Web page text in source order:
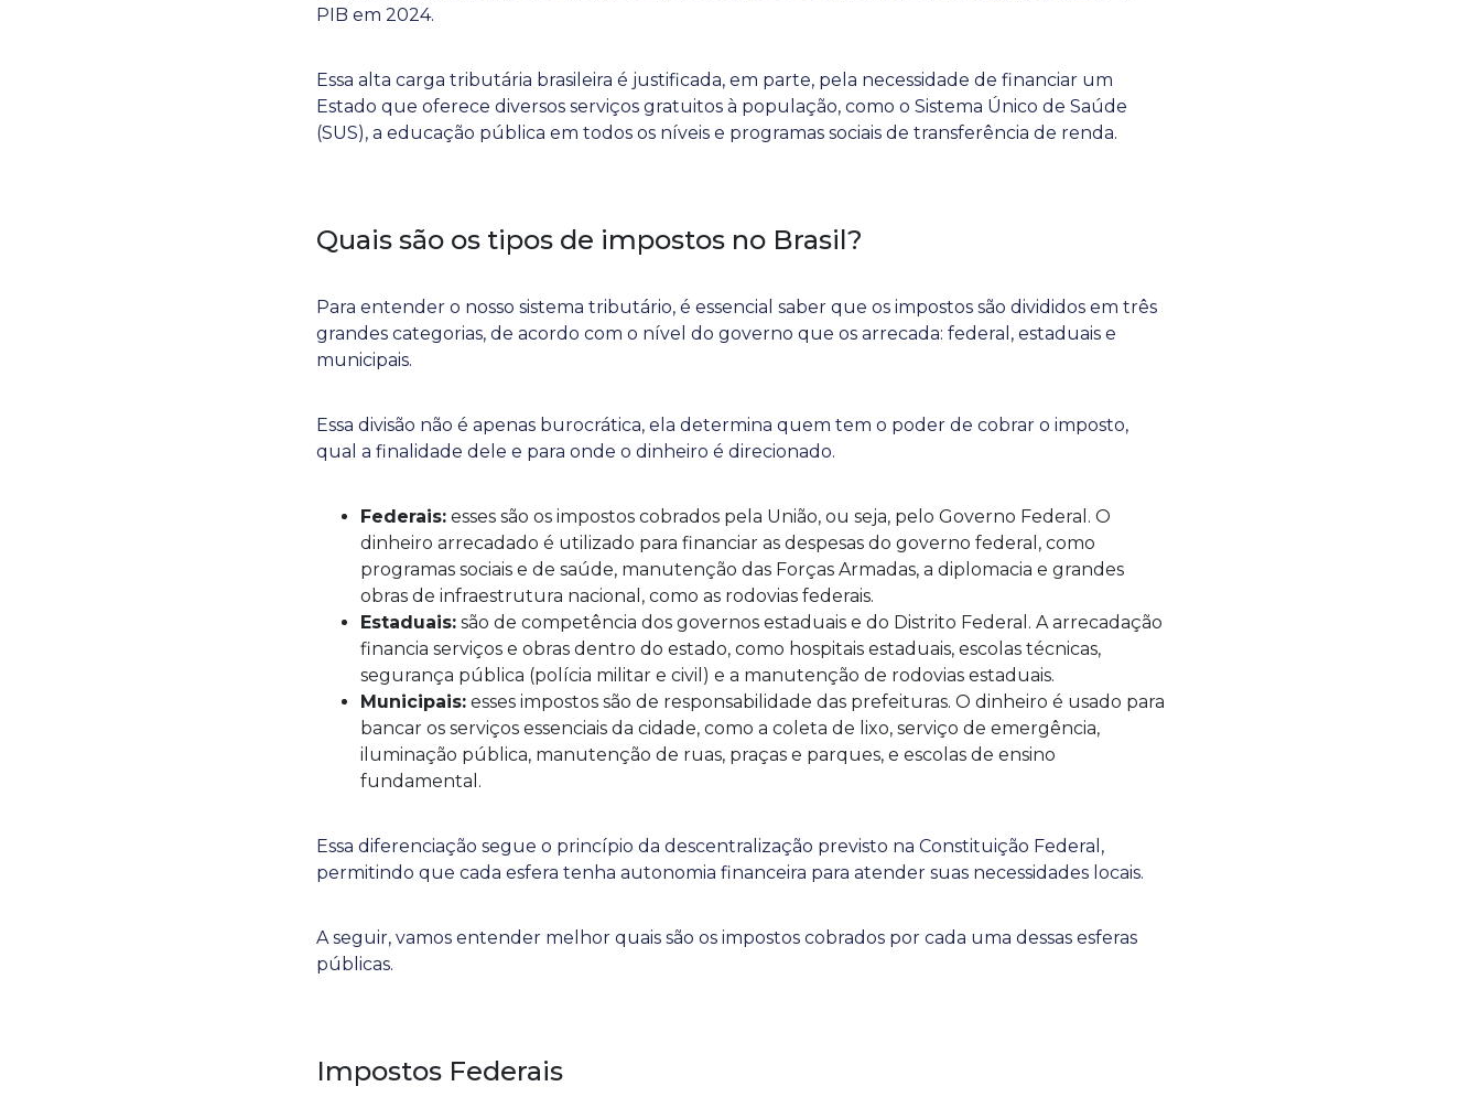
PIB em 2024.
Essa alta carga tributária brasileira é justificada, em parte, pela necessidade de financiar um
Estado que oferece diversos serviços gratuitos à população, como o Sistema Único de Saúde
(SUS), a educação pública em todos os níveis e programas sociais de transferência de renda.
Quais são os tipos de impostos no Brasil?
Para entender o nosso sistema tributário, é essencial saber que os impostos são divididos em três
grandes categorias, de acordo com o nível do governo que os arrecada: federal, estaduais e
municipais.
Essa divisão não é apenas burocrática, ela determina quem tem o poder de cobrar o imposto,
qual a finalidade dele e para onde o dinheiro é direcionado.
Federais: esses são os impostos cobrados pela União, ou seja, pelo Governo Federal. O
dinheiro arrecadado é utilizado para financiar as despesas do governo federal, como
programas sociais e de saúde, manutenção das Forças Armadas, a diplomacia e grandes
obras de infraestrutura nacional, como as rodovias federais.
Estaduais: são de competência dos governos estaduais e do Distrito Federal. A arrecadação
financia serviços e obras dentro do estado, como hospitais estaduais, escolas técnicas,
segurança pública (polícia militar e civil) e a manutenção de rodovias estaduais.
Municipais: esses impostos são de responsabilidade das prefeituras. O dinheiro é usado para
bancar os serviços essenciais da cidade, como a coleta de lixo, serviço de emergência,
iluminação pública, manutenção de ruas, praças e parques, e escolas de ensino
fundamental.
Essa diferenciação segue o princípio da descentralização previsto na Constituição Federal,
permitindo que cada esfera tenha autonomia financeira para atender suas necessidades locais.
A seguir, vamos entender melhor quais são os impostos cobrados por cada uma dessas esferas
públicas.
Impostos Federais